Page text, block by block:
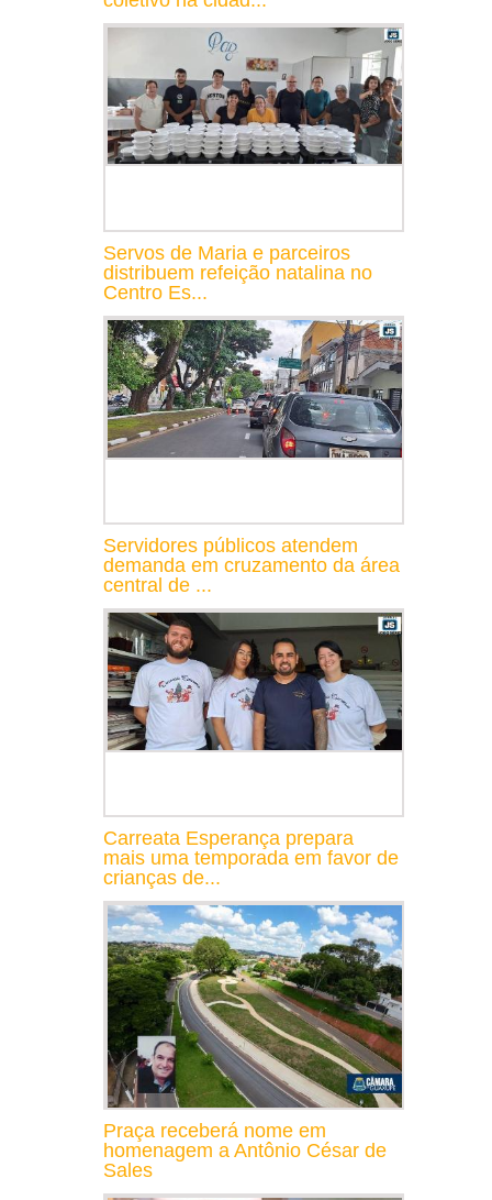
Servos de Maria e parceiros
distribuem refeição natalina no
Centro Es...
Servidores públicos atendem
demanda em cruzamento da área
central de ...
Carreata Esperança prepara
mais uma temporada em favor de
crianças de...
Praça receberá nome em
homenagem a Antônio César de
Sales